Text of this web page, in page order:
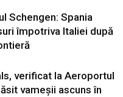
Schengen: Spania
împotriva Italiei după
verificat la Aeroportul
vameșii ascuns în